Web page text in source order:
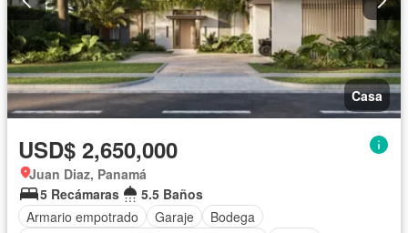
Casa
USD$ 2,650,000
Juan Diaz, Panamá
5 Recámaras
5.5 Baños
Armario empotrado
Garaje
Bodega